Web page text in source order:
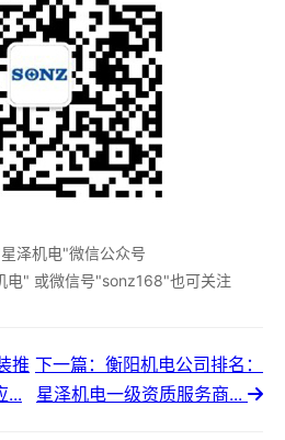
泽机电"微信公众号
电" 或微信号"sonz168"也可关注
推
...
下一篇：衡阳机电公司排名：
星泽机电一级资质服务商...